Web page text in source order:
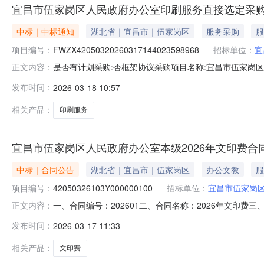
宜昌市伍家岗区人民政府办公室印刷服务直接选定采
中标｜中标通知 湖北省｜宜昌市｜伍家岗区 服务采购
项目编号： FWZX42050320260317144023598968 招标单位：
正文内容： 是否有计划采购:否框架协议采购项目名称:宜昌市伍家岗
伍临路36-6号9栋22成交日期:2026-03-1810:24:17执行
发布时间： 2026-03-18 10:57
相关产品：
印刷服务
宜昌市伍家岗区人民政府办公室本级2026年文印费合
中标｜合同公告 湖北省｜宜昌市｜伍家岗区 办公文教
项目编号： 42050326103Y000000100 招标单位： 宜昌市伍家岗
正文内容： 一、合同编号：202601二、合同名称：2026年文印费三
合同主要信息1、主要标的名称：2000002、规格型号（
发布时间： 2026-03-17 11:33
相关产品：
文印费